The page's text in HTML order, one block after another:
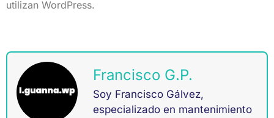
utilizan WordPress.
Francisco G.P.
Soy Francisco Gálvez,
especializado en mantenimiento